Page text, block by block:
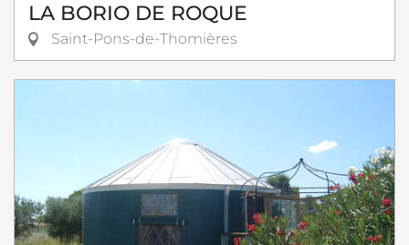
LA BORIO DE ROQUE
Saint-Pons-de-Thomières